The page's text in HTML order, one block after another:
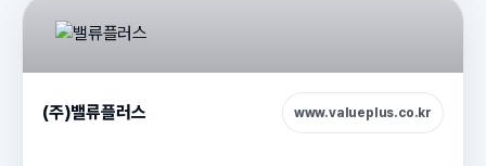
(주)밸류플러스 www.valueplus.co.kr